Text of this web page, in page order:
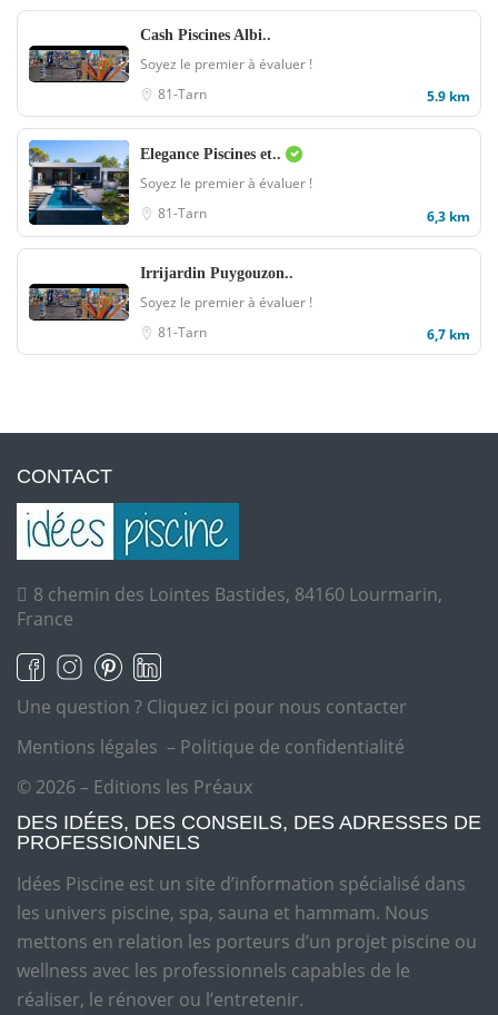
Cash Piscines Albi..
Soyez le premier à évaluer !
81-Tarn
5.9 km
Elegance Piscines et..
Soyez le premier à évaluer !
81-Tarn
6,3 km
Irrijardin Puygouzon..
Soyez le premier à évaluer !
81-Tarn
6,7 km
CONTACT
8 chemin des Lointes Bastides, 84160 Lourmarin,
France
Une question ? Cliquez ici pour nous contacter
Mentions légales – Politique de confidentialité
© 2026 – Editions les Préaux
DES IDÉES, DES CONSEILS, DES ADRESSES DE
PROFESSIONNELS
Idées Piscine est un site d’information spécialisé dans
les univers piscine, spa, sauna et hammam. Nous
mettons en relation les porteurs d’un projet piscine ou
wellness avec les professionnels capables de le
réaliser, le rénover ou l’entretenir.